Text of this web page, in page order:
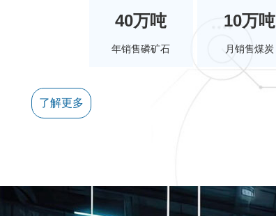
40万吨
年销售磷矿石
10万吨
月销售煤炭
了解更多